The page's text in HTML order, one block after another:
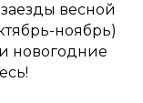
весной
ноябрь)
новогодние